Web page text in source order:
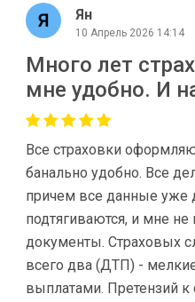
Ян
10 Апрель 2026 14:14
Много лет
мне удобно. И
Все страховки
банально удобно. Все
причем все данные уже
подтягиваются, и мне не
документы. Страховых
всего два (ДТП) -
выплатами. Претензий к